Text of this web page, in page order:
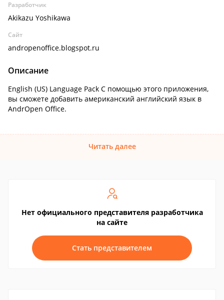
Разработчик
Akikazu Yoshikawa
Сайт
andropenoffice.blogspot.ru
Описание
English (US) Language Pack С помощью этого приложения,
вы сможете добавить американский английский язык в
AndrOpen Office.
Читать далее
Нет официального представителя разработчика
на сайте
Стать представителем